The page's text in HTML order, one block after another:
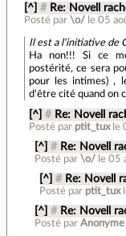
[^] # Re: Novell
Posté par \o/ le 05
Il est a l'initiative de
Ha non!!! Si ce
postérité, ce sera
pour les intimes) ,
d'être cité quand on
[^] # Re: Novell
Posté par ptit_tux le
[^] # Re: Novell
Posté par \o/ le 05
[^] # Re: Novell
Posté par ptit_tux
[^] # Re: Novell
Posté par Anonyme